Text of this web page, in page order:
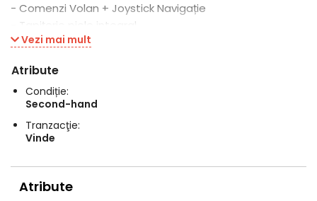
- Comenzi Volan + Joystick Navigație
- Tapițerie piele integral
- Lumini De zi Lupa
- Carkit Bluetooth
- Sistem de franare de urgenta
- Sistem eDrive (star-stop reduce consumul)
- Oglinzi Electrice încălzite / Heliomate
- Senzori Parcare
- Dynamic Stability (Sistem Stabilitate Volvo)
- Traction Control
Vezi mai mult
Atribute
Condiție:
Second-hand
Tranzacţie:
Vinde
Atribute